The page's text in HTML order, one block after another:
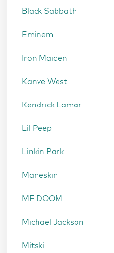
Black Sabbath
Eminem
Iron Maiden
Kanye West
Kendrick Lamar
Lil Peep
Linkin Park
Maneskin
MF DOOM
Michael Jackson
Mitski